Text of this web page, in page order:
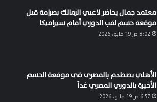
معتمد جمال يحاضر لاعبي الزمالك بصرامة قبل
موقعة حسم لقب الدوري أمام سيراميكا
8:02 ص19 مايو، 2026
الأهلي يصطدم بالمصري في موقعة الحسم
الأخيرة بالدوري المصري غداً
6:57 ص19 مايو، 2026